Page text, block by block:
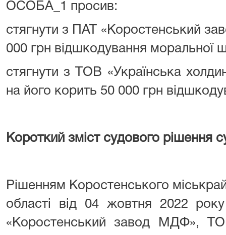
ОСОБА_1 просив:
стягнути з ПАТ «Коростенський
000 грн відшкодування моральної
стягнути з ТОВ «Українська
на його корить 50 000 грн
Короткий зміст судового рішення
Рішенням Коростенського
області від 04 жовтня 2022
«Коростенський завод МДФ»,